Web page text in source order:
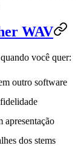
WAV
você quer:
outro software
apresentação
dos stems